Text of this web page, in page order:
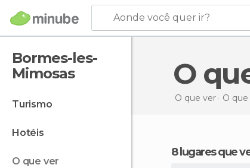
Aonde você quer ir?
Bormes-les-
Mimosas
turismo
hotéis
o que ver
O
O que ver O
8 lugares que